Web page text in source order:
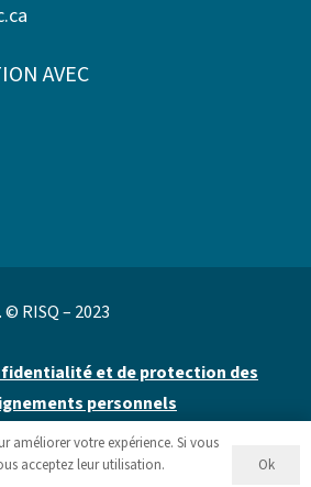
AVEC
RISQ – 2023
et de protection des
personnels
Site web par 👉 Cinetic
améliorer votre expérience. Si vous
acceptez leur utilisation.
Ok